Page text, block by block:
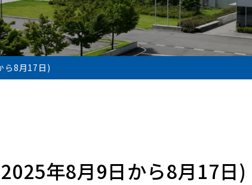
ら8月17日)
年8月9日から8月17日)